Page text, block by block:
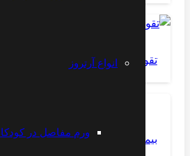
انواع آرتروز
ورم مفاصل در
تقویت عضلات کمر
بیماری سیاتیک